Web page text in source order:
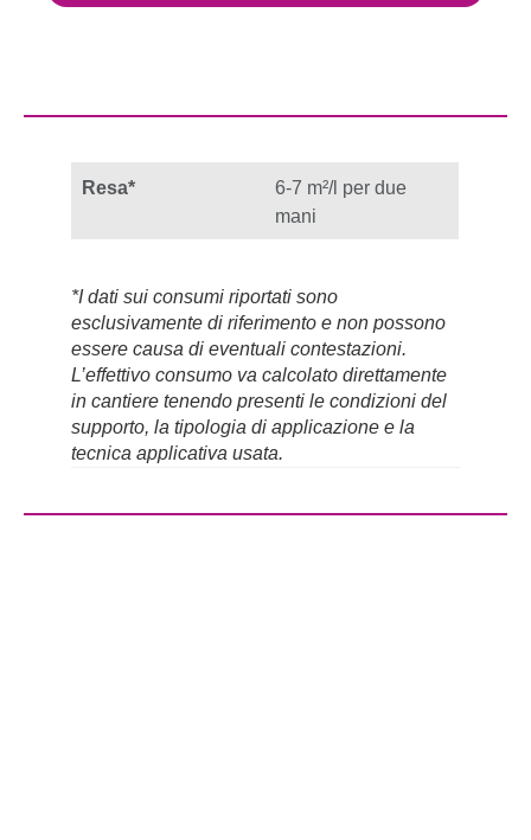
Resa*
6-7 m²/l per due
mani
*I dati sui consumi riportati sono
esclusivamente di riferimento e non possono
essere causa di eventuali contestazioni.
L’effettivo consumo va calcolato direttamente
in cantiere tenendo presenti le condizioni del
supporto, la tipologia di applicazione e la
tecnica applicativa usata.